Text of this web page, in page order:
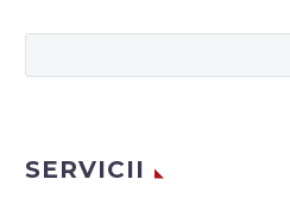
SERVICII